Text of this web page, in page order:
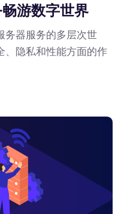
游数字世界
务器服务的多层次世
、隐私和性能方面的作